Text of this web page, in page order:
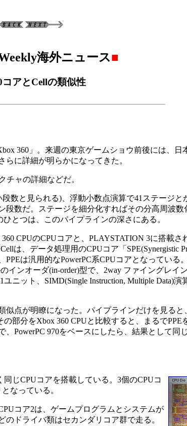
海外ニュース■
アとCellの類似性
360」。来週の東京ゲームショウ前後には、日
に詳細が明らかになってきた。
ャの詳細などだ。
数と見られる)、浮動小数点演算で41ステージと
数だ。ステージを細分化すればその分高周波数
とつは、このパイプラインの深さにある。
CPUのCPUコアと、PLAYSTATION 3に搭載さ
は、データ処理用のCPUコア「SPE(Synergistic
PPEは汎用的なPowerPC系CPUコアとなっている
インオーダ(in-order)型で、2way ファイングレイ
ニット、SIMD(Single Instruction, Multiple Data)演
点が明瞭になった。パイプラインだけを見ると
部分をXbox 360 CPUと比較すると、まるでPPE
PowerPC 970をベースにしたら、結果として同
じCPUコアを搭載している。3個のCPUコ
なっている。
コア2は、ゲームプログラムとシステムが
ドライバ類はセカンダリコア群で走る。